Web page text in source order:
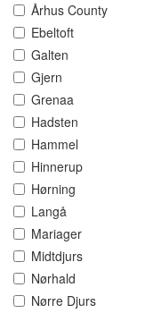
Århus County
Ebeltoft
Galten
Gjern
Grenaa
Hadsten
Hammel
Hinnerup
Hørning
Langå
Mariager
Midtdjurs
Nørhald
Nørre Djurs